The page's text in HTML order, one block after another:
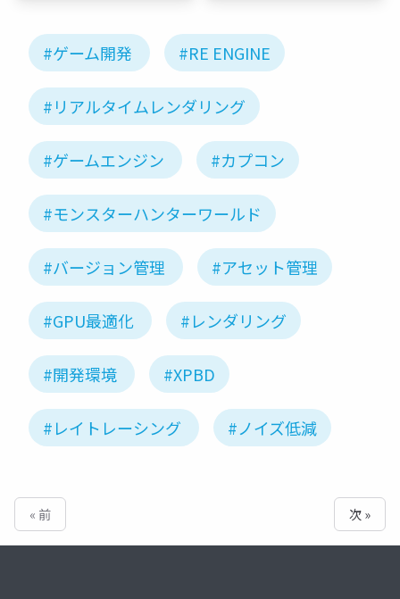
#ゲーム開発 #RE ENGINE
#リアルタイムレンダリング
#ゲームエンジン #カプコン
#モンスターハンターワールド
#バージョン管理 #アセット管理
#GPU最適化 #レンダリング
#開発環境 #XPBD
#レイトレーシング #ノイズ低減
« 前 次 »